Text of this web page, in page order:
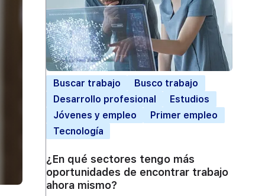
Buscar trabajo
Busco trabajo
Desarrollo profesional
Estudios
Jóvenes y empleo
Primer empleo
Tecnología
¿En qué sectores tengo más
oportunidades de encontrar trabajo
ahora mismo?